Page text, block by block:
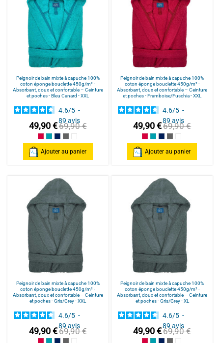
Peignoir de bain mixte à capuche 100%
coton éponge bouclette 450g/m² -
Absorbant, doux et confortable – Ceinture
et poches - Bleu Canard - XXL
4.6/5 -
89 avis
49,90 €69,90 €
Framboise/Fuschia
Bleu Canard
Bleu Marine/Navy Blue
Gris/Grey
Blanc/White
Ajouter au panier
Peignoir de bain mixte à capuche 100%
coton éponge bouclette 450g/m² -
Absorbant, doux et confortable – Ceinture
et poches - Framboise/Fuschia - XXL
4.6/5 -
89avis
49,90 €69,90 €
Framboise/Fuschia
Bleu Canard
Bleu Marine/Navy
Gris/Grey
Blanc/White
Ajouter au panier
Peignoir de bain mixte à capuche 100%
coton éponge bouclette 450g/m² -
Absorbant, doux et confortable – Ceinture
et poches - Gris/Grey - XXL
4.6/5 -
89 avis
49,90 €69,90 €
Peignoir de bain mixte à capuche 100%
coton éponge bouclette 450g/m² -
Absorbant, doux et confortable – Ceinture
et poches - Gris/Grey - XL
4.6/5 -
89avis
49,90 €69,90 €